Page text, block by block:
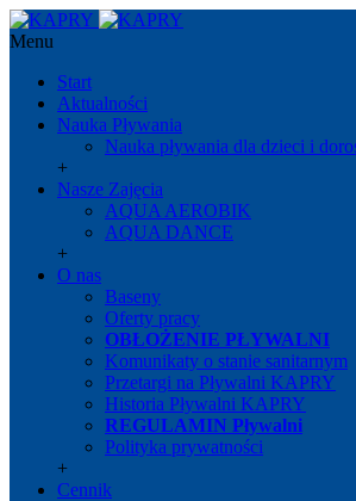
Menu
Start
Aktualności
Nauka Pływania
Nauka pływania dla dzieci i
+
Nasze Zajęcia
AQUA AEROBIK
AQUA DANCE
+
O nas
Baseny
Oferty pracy
OBŁOŻENIE PŁYWALNI
Komunikaty o stanie sanitarnym
Przetargi na Pływalni KAPRY
Historia Pływalni KAPRY
REGULAMIN Pływalni
Polityka prywatności
+
Cennik